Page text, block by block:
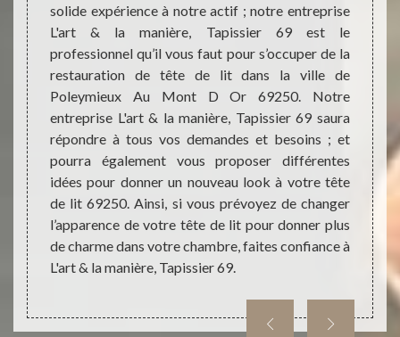
une
&
lit
de
un
nous
solide expérience à notre actif ; notre entreprise
L'art & la manière, Tapissier 69 est le
professionnel qu’il vous faut pour s’occuper de la
restauration de tête de lit dans la ville de
Poleymieux Au Mont D Or 69250. Notre
entreprise L'art & la manière, Tapissier 69 saura
répondre à tous vos demandes et besoins ; et
pourra également vous proposer différentes
idées pour donner un nouveau look à votre tête
de lit 69250. Ainsi, si vous prévoyez de changer
l’apparence de votre tête de lit pour donner plus
de charme dans votre chambre, faites confiance à
L'art & la manière, Tapissier 69.
un
L'art
se
à